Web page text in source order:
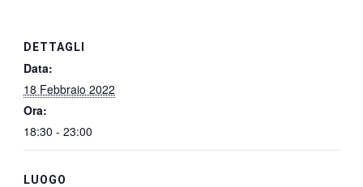
DETTAGLI
Data:
18 Febbraio 2022
Ora:
18:30 - 23:00
LUOGO